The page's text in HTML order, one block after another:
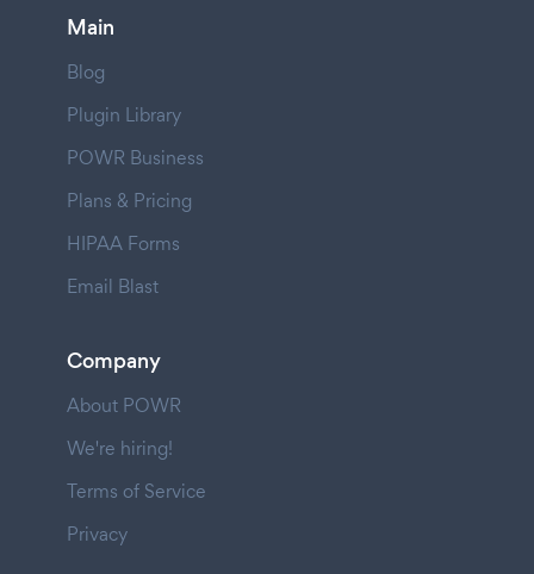
Main
Blog
Plugin Library
POWR Business
Plans & Pricing
HIPAA Forms
Email Blast
Company
About POWR
We're hiring!
Terms of Service
Privacy